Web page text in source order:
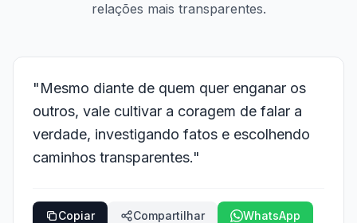
relações mais transparentes.
"Mesmo diante de quem quer enganar os
outros, vale cultivar a coragem de falar a
verdade, investigando fatos e escolhendo
caminhos transparentes."
Copiar Compartilhar WhatsApp